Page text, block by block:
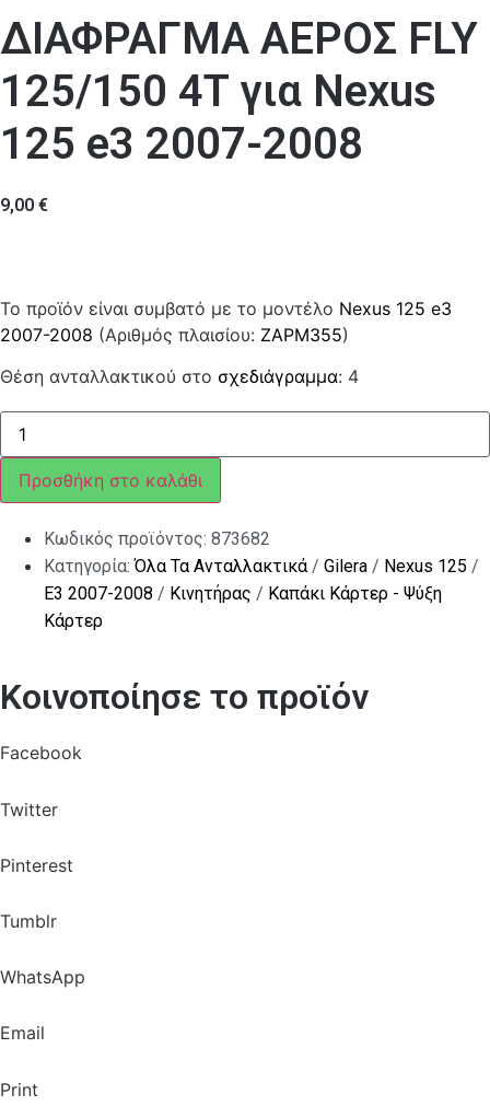
ΔΙΑΦΡΑΓΜΑ ΑΕΡΟΣ FLY
125/150 4T για Nexus
125 e3 2007-2008
9,00 €
Το προϊόν είναι συμβατό με το μοντέλο Nexus 125 e3
2007-2008 (Αριθμός πλαισίου: ZAPM355)
Θέση ανταλλακτικού στο σχεδιάγραμμα: 4
ΔΙΑΦΡΑΓΜΑ
ΑΕΡΟΣ
FLY
125/150
4T
ποσότητα
Προσθήκη στο καλάθι
Κωδικός προϊόντος: 873682
Κατηγορία:Όλα Τα Ανταλλακτικά/ Gilera / Nexus 125 /
E3 2007-2008 / Κινητήρας / Καπάκι Κάρτερ - Ψύξη
Κάρτερ
Κοινοποίησε το προϊόν
Facebook
Twitter
Pinterest
Tumblr
WhatsApp
Email
Print